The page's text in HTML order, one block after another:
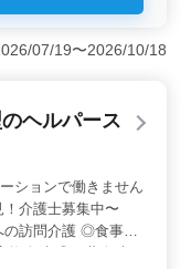
ーションで、身
活援助（掃除、買
ます。 50代、60
5日の勤務が可能
います。また、車
240万円〜400万
雇用・労災・健
面も充実してお
07/19〜2026/10/18
ヘルパース
ションで働きません
介護士募集中〜
訪問介護 ◎食事介
換介助 ◎服薬介助